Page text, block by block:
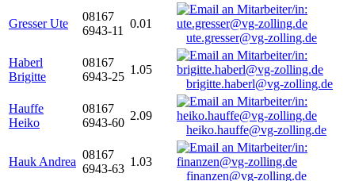
Gresser Ute
08167
6943-11
0.01
ute.gresser@vg-zolling.de
Haberl
Brigitte
08167
6943-25
1.05
brigitte.haberl@vg-zolling.de
Hauffe
Heiko
08167
6943-60
2.09
heiko.hauffe@vg-zolling.de
Hauk Andrea
08167
6943-63
1.03
finanzen@vg-zolling.de